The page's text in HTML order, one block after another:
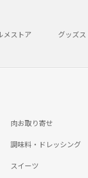
メストア グッズス
肉お取り寄せ
調味料・ドレッシング
スイーツ